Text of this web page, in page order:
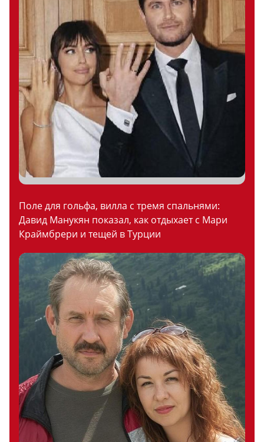
Поле для гольфа, вилла с тремя спальнями:
Давид Манукян показал, как отдыхает с Мари
Краймбрери и тещей в Турции